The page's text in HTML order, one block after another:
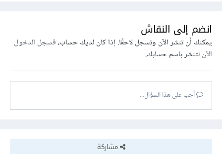
انضم إلى النقاش
يمكنك أن تنشر الآن وتسجل لاحقًا. إذا كان لديك حساب،فسجل الدخول
الآنلتنشر باسم حسابك.
أجب على هذا السؤال...
مشاركة